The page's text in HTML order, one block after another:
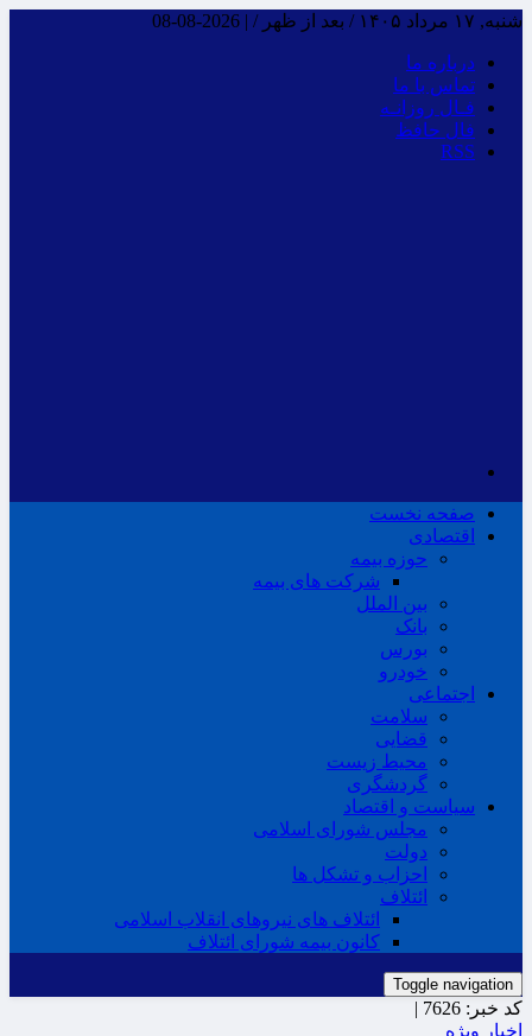
شنبه, ۱۷ مرداد ۱۴۰۵ / بعد از ظهر / |
2026-08-08
درباره ما
تماس با ما
فـال روزانـه
فال حافظ
RSS
صفحه نخست
اقتصادی
حوزه بیمه
شرکت های بیمه
بین الملل
بانک
بورس
خودرو
اجتماعی
سلامت
قضایی
محیط زیست
گردشگری
سیاست و اقتصاد
مجلس شورای اسلامی
دولت
احزاب و تشکل ها
ائتلاف
ائتلاف های نیروهای انقلاب اسلامی
کانون بیمه شورای ائتلاف
Toggle navigation
کد خبر: 7626 |
اخبار ویژه